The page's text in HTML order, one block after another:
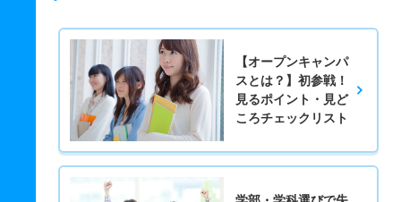
【オープンキャンパ
スとは？】初参戦！
見るポイント・見ど
ころチェックリスト